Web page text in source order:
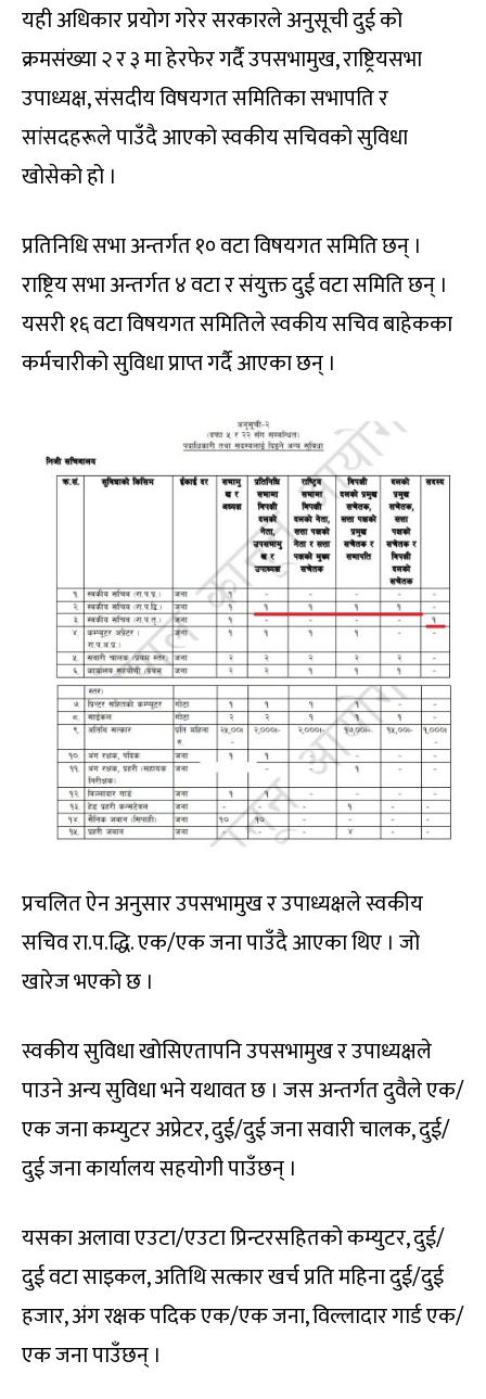
यही अधिकार प्रयोग गरेर सरकारले अनुसूची दुई को
क्रमसंख्या २ र ३ मा हेरफेर गर्दै उपसभामुख, राष्ट्रियसभा
उपाध्यक्ष, संसदीय विषयगत समितिका सभापति र
सांसदहरूले पाउँदै आएको स्वकीय सचिवको सुविधा
खोसेको हो ।
प्रतिनिधि सभा अन्तर्गत १० वटा विषयगत समिति छन् ।
राष्ट्रिय सभा अन्तर्गत ४ वटा र संयुक्त दुई वटा समिति छन् ।
यसरी १६ वटा विषयगत समितिले स्वकीय सचिव बाहेकका
कर्मचारीको सुविधा प्राप्त गर्दै आएका छन् ।
प्रचलित ऐन अनुसार उपसभामुख र उपाध्यक्षले स्वकीय
सचिव रा.प.द्धि. एक/एक जना पाउँदै आएका थिए । जो
खारेज भएको छ ।
स्वकीय सुविधा खोसिएतापनि उपसभामुख र उपाध्यक्षले
पाउने अन्य सुविधा भने यथावत छ । जस अन्तर्गत दुवैले एक/
एक जना कम्युटर अप्रेटर, दुई/दुई जना सवारी चालक, दुई/
दुई जना कार्यालय सहयोगी पाउँछन् ।
यसका अलावा एउटा/एउटा प्रिन्टरसहितको कम्युटर, दुई/
दुई वटा साइकल, अतिथि सत्कार खर्च प्रति महिना दुई/दुई
हजार, अंग रक्षक पदिक एक/एक जना, विल्लादार गार्ड एक/
एक जना पाउँछन् ।